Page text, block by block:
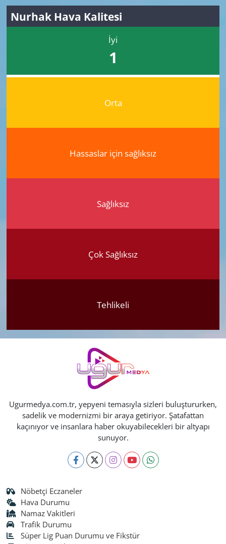
Nurhak Hava Kalitesi
İyi
1
Orta
Hassaslar için sağlıksız
Sağlıksız
Çok Sağlıksız
Tehlikeli
Ugurmedya.com.tr, yepyeni temasıyla sizleri buluştururken,
sadelik ve modernizmi bir araya getiriyor. Şatafattan
kaçınıyor ve insanlara haber okuyabilecekleri bir altyapı
sunuyor.
Nöbetçi Eczaneler
Hava Durumu
Namaz Vakitleri
Trafik Durumu
Süper Lig Puan Durumu ve Fikstür